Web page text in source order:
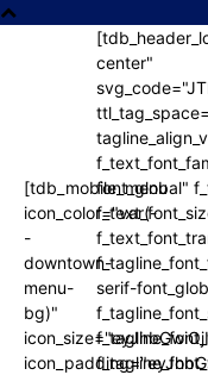
[tdb_mobile_menu
icon_color="var(-
-
downtown-
menu-
bg)"
center"
font_global"
serif-